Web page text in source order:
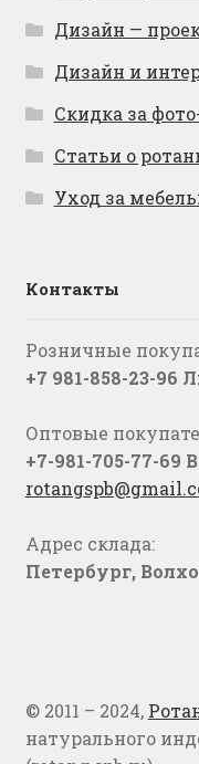
Дизайн —
Дизайн и
Скидка за
Статьи о
Уход за
Контакты
Розничные
+7 981-858-23-96
Оптовые
+7-981-705-77-69
Адрес склада:
Петербург,
© 2011 – 2024,
натурального